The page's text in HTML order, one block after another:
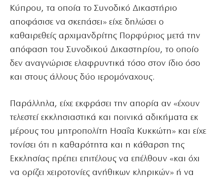
Κύπρου, τα οποία το Συνοδικό Δικαστήριο
αποφάσισε να σκεπάσει» είχε δηλώσει ο
καθαιρεθείς αρχιμανδρίτης Πορφύριος μετά την
απόφαση του Συνοδικού Δικαστηρίου, το οποίο
δεν αναγνώρισε ελαφρυντικά τόσο στον ίδιο όσο
και στους άλλους δύο ιερομόναχους.
Παράλληλα, είχε εκφράσει την απορία αν «έχουν
τελεστεί εκκλησιαστικά και ποινικά αδικήματα εκ
μέρους του μητροπολίτη Ησαΐα Κυκκώτη» και είχε
τονίσει ότι η καθαρότητα και η κάθαρση της
Εκκλησίας πρέπει επιτέλους να επέλθουν «και όχι
να ορίζει χειροτονίες ανήθικων κληρικών» ή να